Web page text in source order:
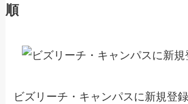
順
ビズリーチ・キャンパスに新規登